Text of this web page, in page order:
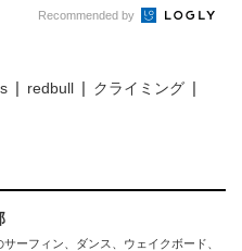
Recommended by
redbull
クライミング
ーフィン、ダンス、ウェイクボード、